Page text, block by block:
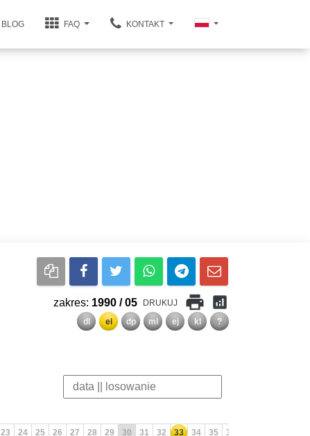
BLOG FAQ KONTAKT
zakres: 1990 / 05 DRUKUJ print analytics
dl el dp ml ej kl ?
23 24 25 26 27 28 29 30 31 32 33 34 35 36